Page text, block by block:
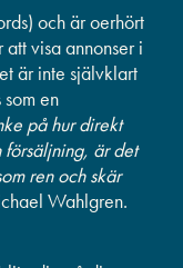
och är oerhört
visa annonser i
är inte självklart
en
på hur direkt
är det
ren och skär
Wahlgren.